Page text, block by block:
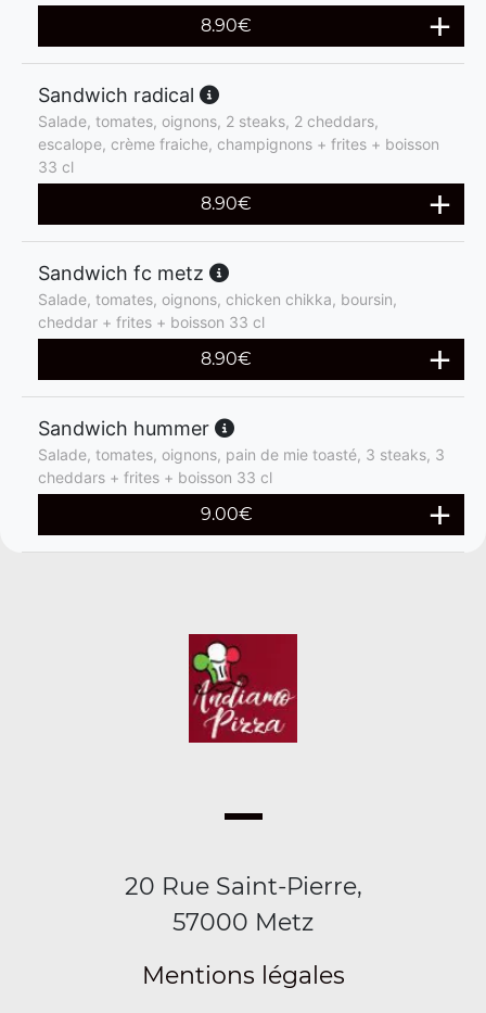
8.90€
Sandwich radical
Salade, tomates, oignons, 2 steaks, 2 cheddars,
escalope, crème fraiche, champignons + frites + boisson
33 cl
8.90€
Sandwich fc metz
Salade, tomates, oignons, chicken chikka, boursin,
cheddar + frites + boisson 33 cl
8.90€
Sandwich hummer
Salade, tomates, oignons, pain de mie toasté, 3 steaks, 3
cheddars + frites + boisson 33 cl
9.00€
20 Rue Saint-Pierre,
57000 Metz
Mentions légales